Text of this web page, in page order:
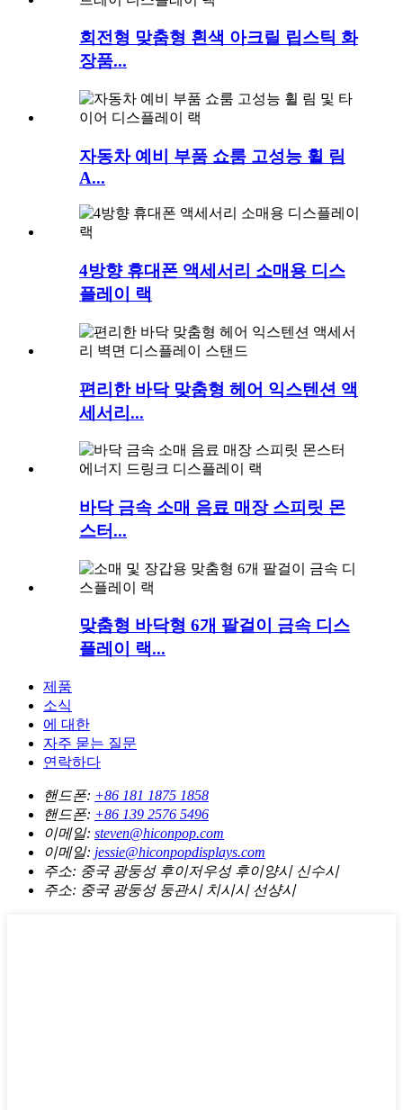
회전형 맞춤형 흰색 아크릴 립스틱 화
장품...
자동차 예비 부품 쇼룸 고성능 휠 림
A...
4방향 휴대폰 액세서리 소매용 디스
플레이 랙
편리한 바닥 맞춤형 헤어 익스텐션 액
세서리...
바닥 금속 소매 음료 매장 스피릿 몬
스터...
맞춤형 바닥형 6개 팔걸이 금속 디스
플레이 랙...
제품
소식
에 대한
자주 묻는 질문
연락하다
핸드폰: +86 181 1875 1858
핸드폰: +86 139 2576 5496
이메일: steven@hiconpop.com
이메일: jessie@hiconpopdisplays.com
주소: 중국 광둥성 후이저우성 후이양시 신수시
주소: 중국 광둥성 둥관시 치시시 선샹시